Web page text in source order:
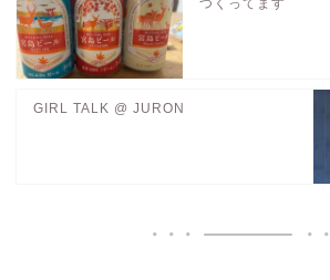
つくってます
GIRL TALK @ JURON